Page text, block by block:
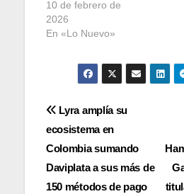
10 de febrero de
2026
En «Lo Nuevo»
Navegación
de
entradas
Lyra amplía su
ecosistema en
Colombia sumando
Daviplata a sus más de
150 métodos de pago